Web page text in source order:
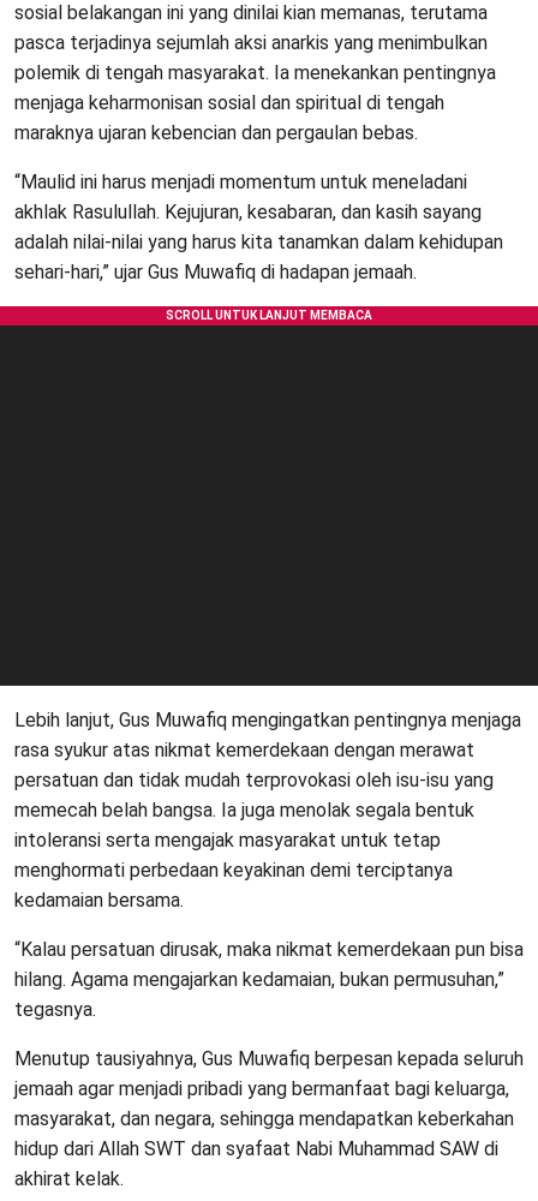
sosial belakangan ini yang dinilai kian memanas, terutama
pasca terjadinya sejumlah aksi anarkis yang menimbulkan
polemik di tengah masyarakat. Ia menekankan pentingnya
menjaga keharmonisan sosial dan spiritual di tengah
maraknya ujaran kebencian dan pergaulan bebas.
“Maulid ini harus menjadi momentum untuk meneladani
akhlak Rasulullah. Kejujuran, kesabaran, dan kasih sayang
adalah nilai-nilai yang harus kita tanamkan dalam kehidupan
sehari-hari,” ujar Gus Muwafiq di hadapan jemaah.
Lebih lanjut, Gus Muwafiq mengingatkan pentingnya menjaga
rasa syukur atas nikmat kemerdekaan dengan merawat
persatuan dan tidak mudah terprovokasi oleh isu-isu yang
memecah belah bangsa. Ia juga menolak segala bentuk
intoleransi serta mengajak masyarakat untuk tetap
menghormati perbedaan keyakinan demi terciptanya
kedamaian bersama.
“Kalau persatuan dirusak, maka nikmat kemerdekaan pun bisa
hilang. Agama mengajarkan kedamaian, bukan permusuhan,”
tegasnya.
Menutup tausiyahnya, Gus Muwafiq berpesan kepada seluruh
jemaah agar menjadi pribadi yang bermanfaat bagi keluarga,
masyarakat, dan negara, sehingga mendapatkan keberkahan
hidup dari Allah SWT dan syafaat Nabi Muhammad SAW di
akhirat kelak.